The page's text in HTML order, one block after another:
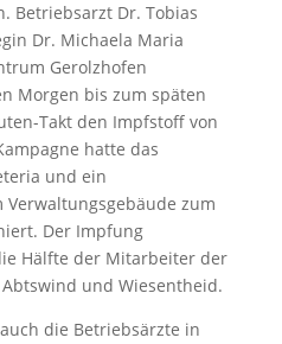
Betriebsarzt Dr. Tobias
Dr. Michaela Maria
Gerolzhofen
Morgen bis zum späten
Takt den Impfstoff von
hatte das
und ein
zum
Der Impfung
Hälfte der Mitarbeiter der
und Wiesentheid.
die Betriebsärzte in